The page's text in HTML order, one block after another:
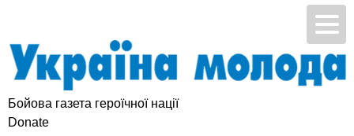
Бойова газета героїчної нації
Donate